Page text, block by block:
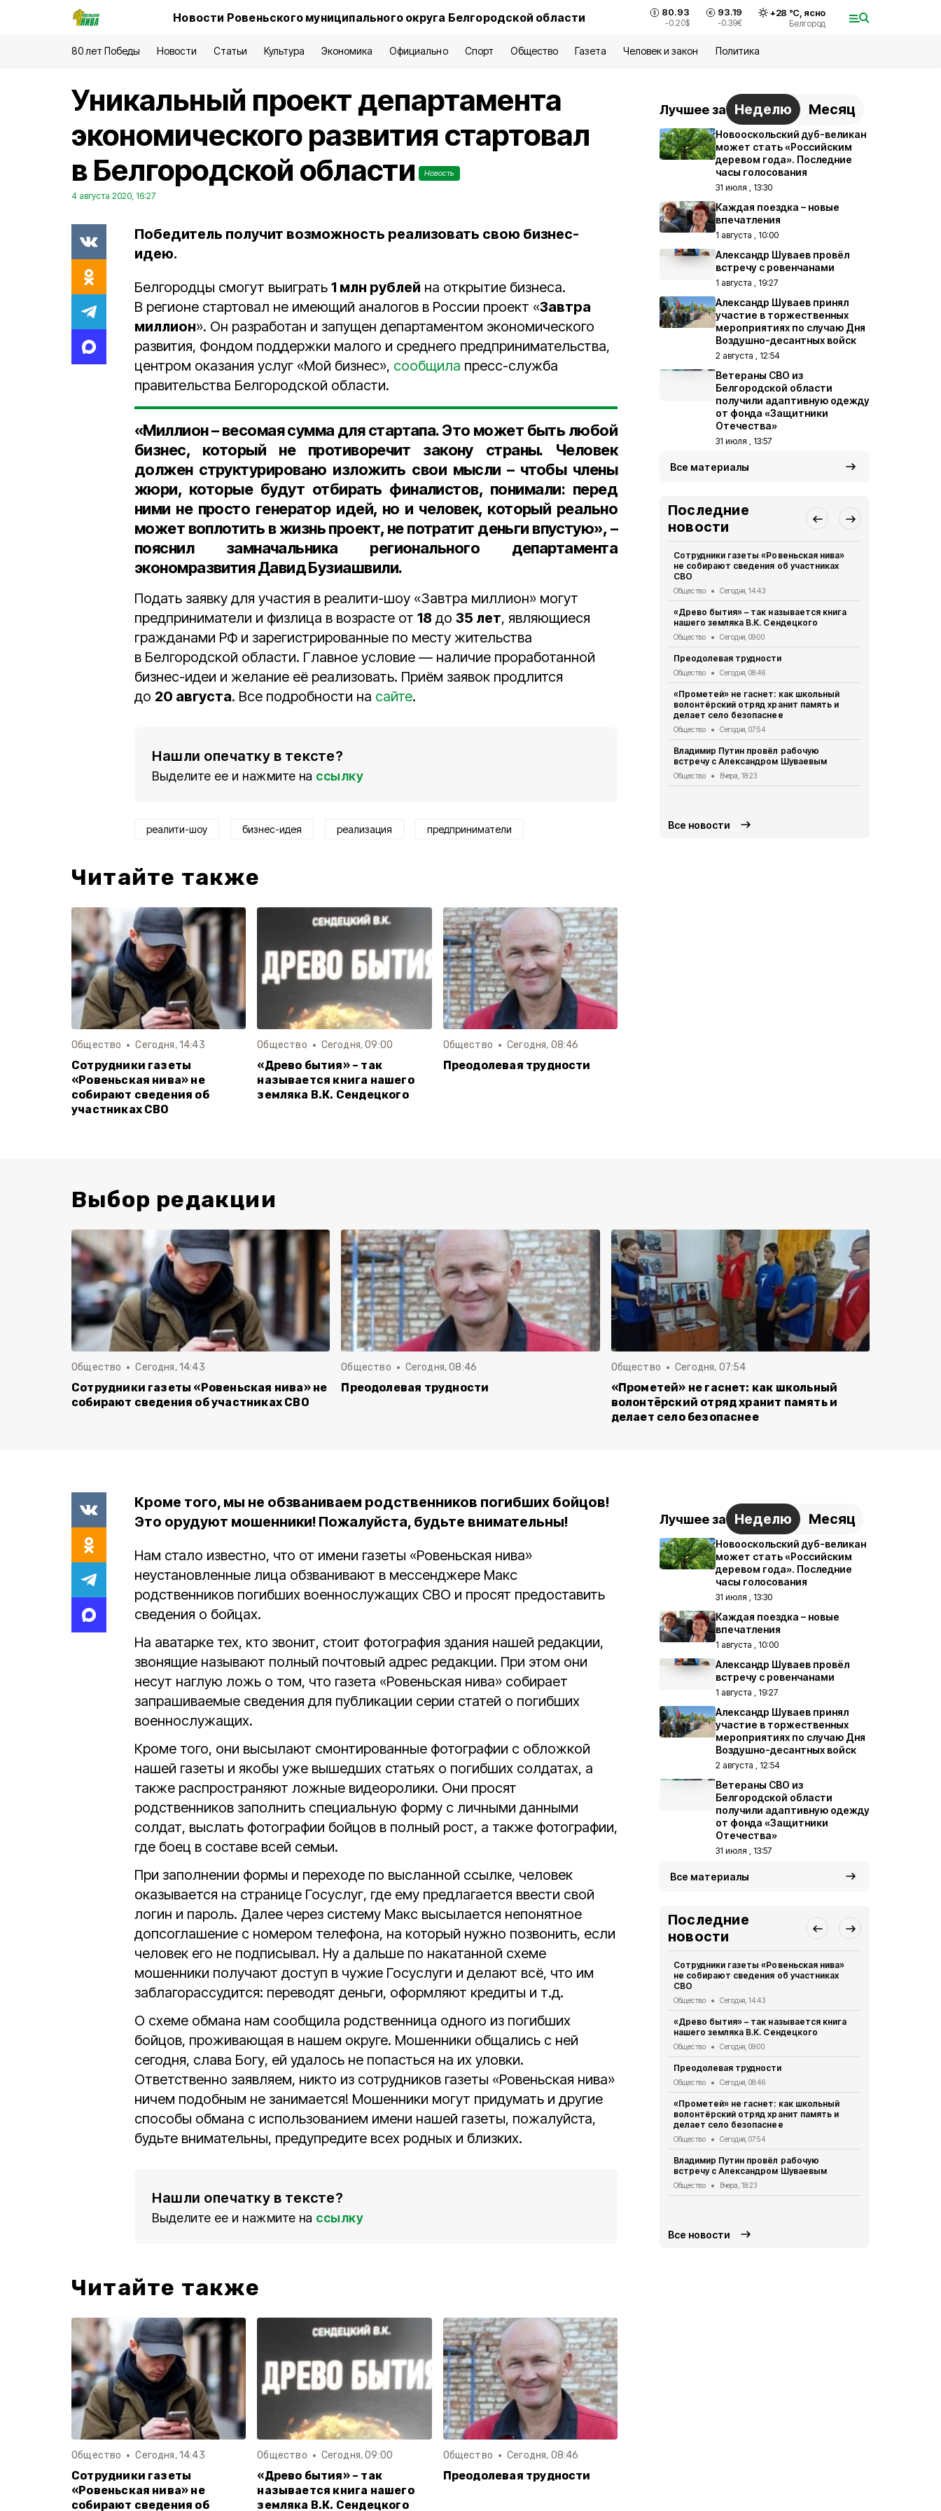
Новости Ровеньского муниципального округа Белгородской области 80.93
-0.20$
93.19
-0.39€
+28 °С, ясно
Белгород
80 лет Победы Новости Статьи Культура Экономика Официально Спорт Общество Газета Человек и закон Политика
Уникальный проект департамента
экономического развития стартовал
в Белгородской области
Новость
4 августа 2020, 16:27
Победитель получит возможность реализовать свою бизнес-
идею.
Белгородцы смогут выиграть 1 млн рублей на открытие бизнеса.
В регионе стартовал не имеющий аналогов в России проект «Завтра
миллион». Он разработан и запущен департаментом экономического
развития, Фондом поддержки малого и среднего предпринимательства,
центром оказания услуг «Мой бизнес», сообщила пресс-служба
правительства Белгородской области.
«Миллион – весомая сумма для стартапа. Это может быть любой
бизнес, который не противоречит закону страны. Человек
должен структурировано изложить свои мысли – чтобы члены
жюри, которые будут отбирать финалистов, понимали: перед
ними не просто генератор идей, но и человек, который реально
может воплотить в жизнь проект, не потратит деньги впустую», –
пояснил замначальника регионального департамента
экономразвития Давид Бузиашвили.
Подать заявку для участия в реалити-шоу «Завтра миллион» могут
предприниматели и физлица в возрасте от 18 до 35 лет, являющиеся
гражданами РФ и зарегистрированные по месту жительства
в Белгородской области. Главное условие — наличие проработанной
бизнес-идеи и желание её реализовать. Приём заявок продлится
до 20 августа. Все подробности на сайте.
Нашли опечатку в тексте?
Выделите ее и нажмите на ссылку
реалити-шоу бизнес-идея реализация предприниматели
Читайте также
Общество Сегодня, 14:43
Сотрудники газеты
«Ровеньская нива» не
собирают сведения об
участниках СВО
Общество Сегодня, 09:00
«Древо бытия» – так
называется книга нашего
земляка В.К. Сендецкого
Общество Сегодня, 08:46
Преодолевая трудности
Лучшее за Неделю Месяц
Новооскольский дуб-великан
может стать «Российским
деревом года». Последние
часы голосования
31 июля , 13:30
Каждая поездка – новые
впечатления
1 августа , 10:00
Александр Шуваев провёл
встречу с ровенчанами
1 августа , 19:27
Александр Шуваев принял
участие в торжественных
мероприятиях по случаю Дня
Воздушно-десантных войск
2 августа , 12:54
Ветераны СВО из
Белгородской области
получили адаптивную одежду
от фонда «Защитники
Отечества»
31 июля , 13:57
Все материалы
Последние
новости
Сотрудники газеты «Ровеньская нива»
не собирают сведения об участниках
СВО
Общество Сегодня, 14:43
«Древо бытия» – так называется книга
нашего земляка В.К. Сендецкого
Общество Сегодня, 09:00
Преодолевая трудности
Общество Сегодня, 08:46
«Прометей» не гаснет: как школьный
волонтёрский отряд хранит память и
делает село безопаснее
Общество Сегодня, 07:54
Владимир Путин провёл рабочую
встречу с Александром Шуваевым
Общество Вчера, 18:23
Все новости
Выбор редакции
Общество Сегодня, 14:43
Сотрудники газеты «Ровеньская нива» не
собирают сведения об участниках СВО
Общество Сегодня, 08:46
Преодолевая трудности
Общество Сегодня, 07:54
«Прометей» не гаснет: как школьный
волонтёрский отряд хранит память и
делает село безопаснее
Кроме того, мы не обзваниваем родственников погибших бойцов!
Это орудуют мошенники! Пожалуйста, будьте внимательны!
Нам стало известно, что от имени газеты «Ровеньская нива»
неустановленные лица обзванивают в мессенджере Макс
родственников погибших военнослужащих СВО и просят предоставить
сведения о бойцах.
На аватарке тех, кто звонит, стоит фотография здания нашей редакции,
звонящие называют полный почтовый адрес редакции. При этом они
несут наглую ложь о том, что газета «Ровеньская нива» собирает
запрашиваемые сведения для публикации серии статей о погибших
военнослужащих.
Кроме того, они высылают смонтированные фотографии с обложкой
нашей газеты и якобы уже вышедших статьях о погибших солдатах, а
также распространяют ложные видеоролики. Они просят
родственников заполнить специальную форму с личными данными
солдат, выслать фотографии бойцов в полный рост, а также фотографии,
где боец в составе всей семьи.
При заполнении формы и переходе по высланной ссылке, человек
оказывается на странице Госуслуг, где ему предлагается ввести свой
логин и пароль. Далее через систему Макс высылается непонятное
допсоглашение с номером телефона, на который нужно позвонить, если
человек его не подписывал. Ну а дальше по накатанной схеме
мошенники получают доступ в чужие Госуслуги и делают всё, что им
заблагорассудится: переводят деньги, оформляют кредиты и т.д.
О схеме обмана нам сообщила родственница одного из погибших
бойцов, проживающая в нашем округе. Мошенники общались с ней
сегодня, слава Богу, ей удалось не попасться на их уловки.
Ответственно заявляем, никто из сотрудников газеты «Ровеньская нива»
ничем подобным не занимается! Мошенники могут придумать и другие
способы обмана с использованием имени нашей газеты, пожалуйста,
будьте внимательны, предупредите всех родных и близких.
Нашли опечатку в тексте?
Выделите ее и нажмите на ссылку
Читайте также
Общество Сегодня, 14:43
Сотрудники газеты
«Ровеньская нива» не
собирают сведения об
Общество Сегодня, 09:00
«Древо бытия» – так
называется книга нашего
земляка В.К. Сендецкого
Общество Сегодня, 08:46
Преодолевая трудности
Лучшее за Неделю Месяц
Новооскольский дуб-великан
может стать «Российским
деревом года». Последние
часы голосования
31 июля , 13:30
Каждая поездка – новые
впечатления
1 августа , 10:00
Александр Шуваев провёл
встречу с ровенчанами
1 августа , 19:27
Александр Шуваев принял
участие в торжественных
мероприятиях по случаю Дня
Воздушно-десантных войск
2 августа , 12:54
Ветераны СВО из
Белгородской области
получили адаптивную одежду
от фонда «Защитники
Отечества»
31 июля , 13:57
Все материалы
Последние
новости
Сотрудники газеты «Ровеньская нива»
не собирают сведения об участниках
СВО
Общество Сегодня, 14:43
«Древо бытия» – так называется книга
нашего земляка В.К. Сендецкого
Общество Сегодня, 09:00
Преодолевая трудности
Общество Сегодня, 08:46
«Прометей» не гаснет: как школьный
волонтёрский отряд хранит память и
делает село безопаснее
Общество Сегодня, 07:54
Владимир Путин провёл рабочую
встречу с Александром Шуваевым
Общество Вчера, 18:23
Все новости